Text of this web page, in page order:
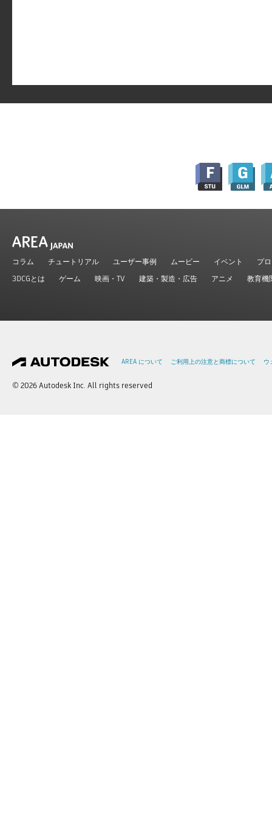
コラム チュートリアル ユーザー事例 ムービー イベント
プ
3DCGとは
ゲーム 映画・TV 建築・製造・広告 アニメ 教育機
AREA について ご利用上の注意と商標について ウ
© 2026 Autodesk Inc. All rights reserved